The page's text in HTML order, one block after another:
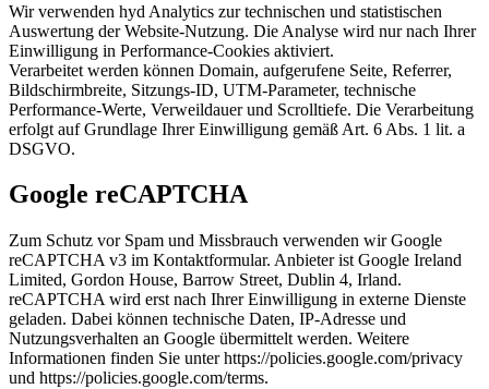
Wir verwenden hyd Analytics zur technischen und statistischen
Auswertung der Website-Nutzung. Die Analyse wird nur nach Ihrer
Einwilligung in Performance-Cookies aktiviert.
Verarbeitet werden können Domain, aufgerufene Seite, Referrer,
Bildschirmbreite, Sitzungs-ID, UTM-Parameter, technische
Performance-Werte, Verweildauer und Scrolltiefe. Die Verarbeitung
erfolgt auf Grundlage Ihrer Einwilligung gemäß Art. 6 Abs. 1 lit. a
DSGVO.
Google reCAPTCHA
Zum Schutz vor Spam und Missbrauch verwenden wir Google
reCAPTCHA v3 im Kontaktformular. Anbieter ist Google Ireland
Limited, Gordon House, Barrow Street, Dublin 4, Irland.
reCAPTCHA wird erst nach Ihrer Einwilligung in externe Dienste
geladen. Dabei können technische Daten, IP-Adresse und
Nutzungsverhalten an Google übermittelt werden. Weitere
Informationen finden Sie unter https://policies.google.com/privacy
und https://policies.google.com/terms.